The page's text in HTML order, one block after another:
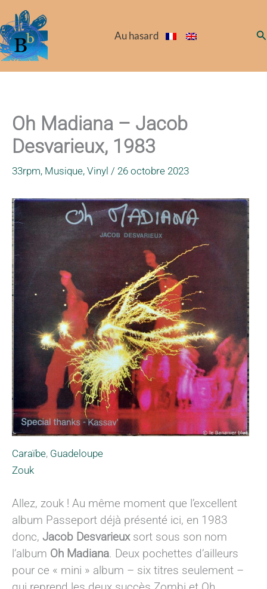
au
contenu
Au hasard
Oh Madiana – Jacob
Desvarieux, 1983
33rpm, Musique, Vinyl / 26 octobre 2023
Caraïbe, Guadeloupe
Zouk
Allez, zouk ! Au même moment que l’excellent
album Passeport déjà présenté ici, en 1983
donc, Jacob Desvarieuxsort sous son nom
l’album Oh Madiana. Deux pochettes d’ailleurs
pour ce « mini » album – six titres seulement –